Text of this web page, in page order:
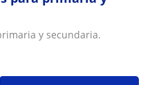
y secundaria.